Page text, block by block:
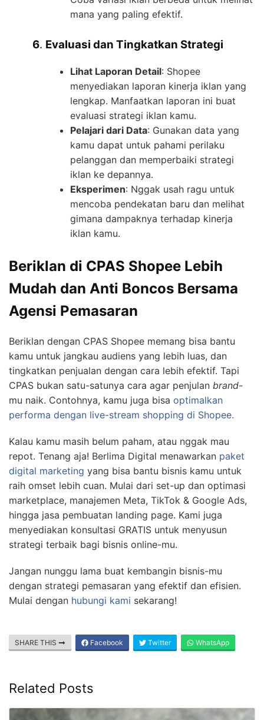
mana yang paling efektif.
6. Evaluasi dan Tingkatkan Strategi
Lihat Laporan Detail: Shopee
menyediakan laporan kinerja iklan yang
lengkap. Manfaatkan laporan ini buat
evaluasi strategi iklan kamu.
Pelajari dari Data: Gunakan data yang
kamu dapat untuk pahami perilaku
pelanggan dan memperbaiki strategi
iklan ke depannya.
Eksperimen: Nggak usah ragu untuk
mencoba pendekatan baru dan melihat
gimana dampaknya terhadap kinerja
iklan kamu.
Beriklan di CPAS Shopee Lebih
Mudah dan Anti Boncos Bersama
Agensi Pemasaran
Beriklan dengan CPAS Shopee memang bisa bantu
kamu untuk jangkau audiens yang lebih luas, dan
tingkatkan penjualan dengan cara lebih efektif. Tapi
CPAS bukan satu-satunya cara agar penjulan brand-
mu naik. Contohnya, kamu juga bisa optimalkan
performa dengan live-stream shopping di Shopee.
Kalau kamu masih belum paham, atau nggak mau
repot. Tenang aja! Berlima Digital menawarkan paket
digital marketing yang bisa bantu bisnis kamu untuk
raih omset lebih cuan. Mulai dari set-up dan optimasi
marketplace, manajemen Meta, TikTok & Google Ads,
hingga jasa pembuatan landing page. Kami juga
menyediakan konsultasi GRATIS untuk menyusun
strategi terbaik bagi bisnis online-mu.
Jangan nunggu lama buat kembangin bisnis-mu
dengan strategi pemasaran yang efektif dan efisien.
Mulai dengan hubungi kami sekarang!
SHARE THIS Facebook Twitter WhatsApp
Related Posts